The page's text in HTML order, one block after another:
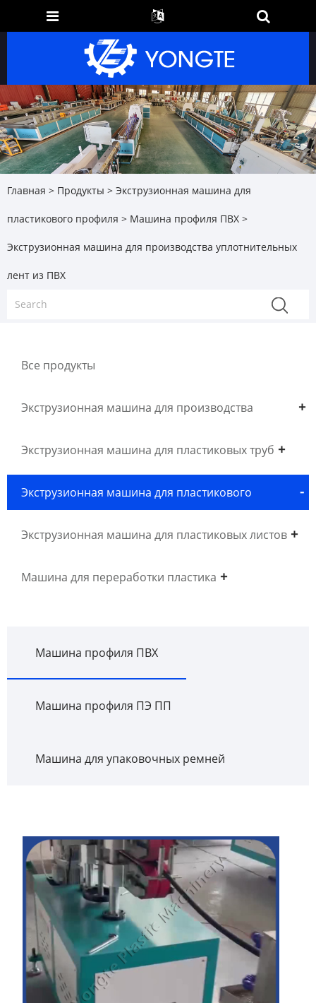
Главная > Продукты > Экструзионная машина для
пластикового профиля > Машина профиля ПВХ >
Экструзионная машина для производства уплотнительных
лент из ПВХ
Все продукты
Экструзионная машина для производства
древесного пластика WPC
Экструзионная машина для пластиковых труб
Экструзионная машина для пластикового
профиля
Экструзионная машина для пластиковых листов
Машина для переработки пластика
Машина профиля ПВХ
Машина профиля ПЭ ПП
Машина для упаковочных ремней